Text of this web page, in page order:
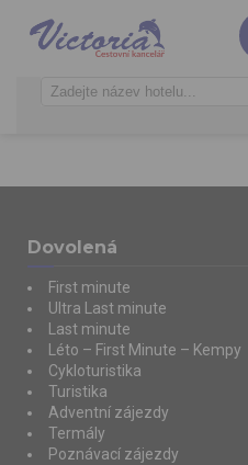
Dovolená
First minute
Ultra Last minute
Last minute
Léto – First Minute – Kempy
Cykloturistika
Turistika
Adventní zájezdy
Termály
Poznávací zájezdy